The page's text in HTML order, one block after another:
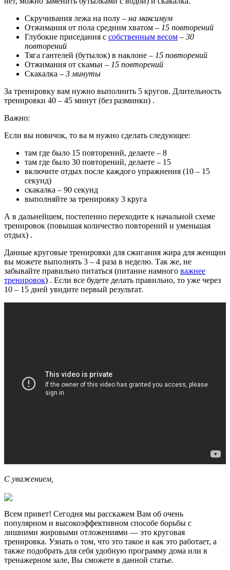
Скручивания лежа на полу – на максимум
Отжимания от пола средним хватом – 15 повторений
Глубокие приседания с собственным весом – 30
повторений
Тяга гантелей (бутылок) в наклоне – 15 повторений
Отжимания от скамьи – 15 повторений
Скакалка – 3 минуты
За тренировку вам нужно выполнить 5 кругов. Длительность
тренировки 40 – 45 минут (без разминки) .
Важно:
Если вы новичок, то ва м нужно сделать следующее:
там где было 15 повторений, делаете – 8
там где было 30 повторений, делаете – 15
включите отдых после каждого упражнения (10 – 15
секунд)
скакалка – 90 секунд
выполняйте за тренировку 3 круга
А в дальнейшем, постепенно переходите к начальной схеме
тренировок (повышая количество повторений и уменьшая
отдых) .
Данные круговые тренировки для сжигания жира для женщин
вы можете выполнять 3 – 4 раза в неделю. Так же, не
забывайте правильно питаться (питание намного важнее
тренировок) . Если все будете делать правильно, то уже через
10 – 15 дней увидите первый результат.
С уважением,
Всем привет! Сегодня мы расскажем Вам об очень
популярном и высокоэффективном способе борьбы с
лишними жировыми отложениями — это круговая
тренировка. Узнать о том, что это такое и как это работает, а
также подобрать для себя удобную программу дома или в
тренажерном зале, Вы сможете в данной статье.